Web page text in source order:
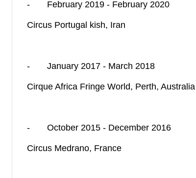
- February 2019 - February 2020
Circus Portugal kish, Iran
- January 2017 - March 2018
Cirque Africa Fringe World, Perth,
- October 2015 - December 2016
Circus Medrano, France